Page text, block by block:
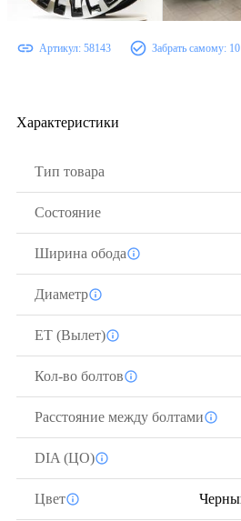
Артикул: 58143 Забрать самому:
Характеристики
Тип товара
Состояние
Ширина обода
Диаметр
ЕТ (Вылет)
Кол-во болтов
Расстояние между болтами
DIA (ЦО)
Цвет